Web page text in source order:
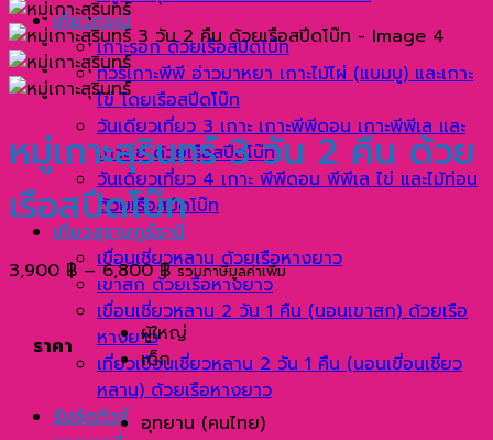
เที่ยวกระบี่
เกาะรอก ด้วยเรือสปีดโบ๊ท
ทัวร์เกาะพีพี อ่าวมาหยา เกาะไม้ไผ่ (แบมบู) และเกาะ
ไข่ โดยเรือสปีดโบ๊ท
วันเดียวเที่ยว 3 เกาะ เกาะพีพีดอน เกาะพีพีเล และ
เกาะไข่ ด้วยเรือสปีดโบ๊ท
วันเดียวเที่ยว 4 เกาะ พีพีดอน พีพีเล ไข่ และไม้ท่อน
ด้วยเรือสปีดโบ๊ท
เที่ยวสุราษฎร์ธานี
เขื่อนเชี่ยวหลาน ด้วยเรือหางยาว
เขาสก ด้วยเรือหางยาว
เขื่อนเชี่ยวหลาน 2 วัน 1 คืน (นอนเขาสก) ด้วยเรือ
หางยาว
เที่ยวเขื่อนเชี่ยวหลาน 2 วัน 1 คืน (นอนเขี่อนเชี่ยว
หลาน) ด้วยเรือหางยาว
รับจัดทัวร์
หมู่เกาะสุรินทร์ 3 วัน 2 คืน ด้วย
เรือสปีดโบ๊ท
3,900 ฿ – 6,800฿Price
range:
3,900 ฿
through
6,800 ฿
รวมภาษีมูลค่าเพิ่ม
ราคา
ผู้ใหญ่
เด็ก
อุทยาน (คนไทย)